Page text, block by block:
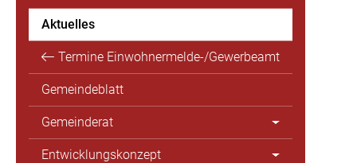
Aktuelles
Termine Einwohnermelde-/Gewerbeamt
Gemeindeblatt
Gemeinderat
Entwicklungskonzept